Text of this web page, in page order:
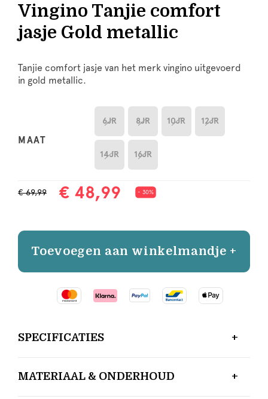
Vingino Tanjie comfort
jasje Gold metallic
Tanjie comfort jasje van het merk vingino uitgevoerd
in gold metallic.
MAAT
6JR 8JR 10JR 12JR
14JR 16JR
€ 69,99 € 48,99 - 30%
Toevoegen aan winkelmandje +
SPECIFICATIES
MATERIAAL & ONDERHOUD